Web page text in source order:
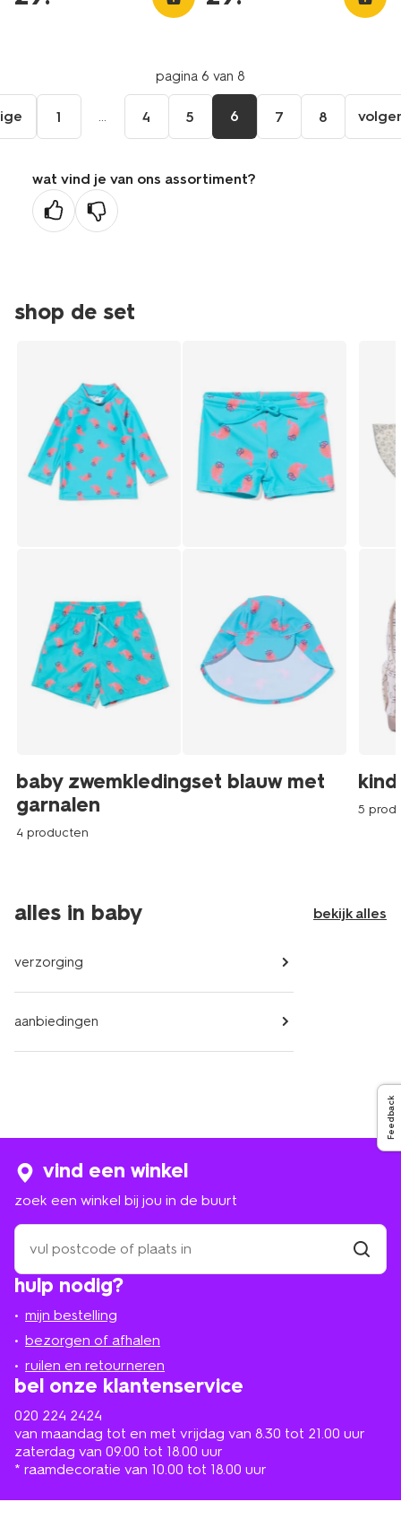
pagina 6 van 8
1 ... 4 5 6 7 8
wat vind je van ons assortiment?
Feedback
shop de set
baby zwemkledingset blauw met
garnalen
4 producten
5
alles in baby bekijk alles
verzorging
aanbiedingen
hulp nodig?
mijn bestelling
bezorgen of afhalen
ruilen en retourneren
bel onze klantenservice
020 224 2424
van maandag tot en met vrijdag van 8.30 tot 21.00 uur
zaterdag van 09.00 tot 18.00 uur
* raamdecoratie van 10.00 tot 18.00 uur
vind een winkel
zoek een winkel bij jou in de buurt
zoek
een
winkel
bij
in
de
buurt